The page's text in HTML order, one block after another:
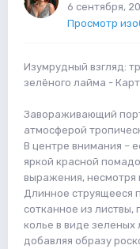
6 сентября,
Просмотр
Изумрудный взгляд:
зелёного лайма -
Завораживающий
атмосферой
В центре внимания –
яркой красной
выражения, несмотря
Длинное струящееся
сотканное из листвы,
колье в виде зеленых
добавляя образу